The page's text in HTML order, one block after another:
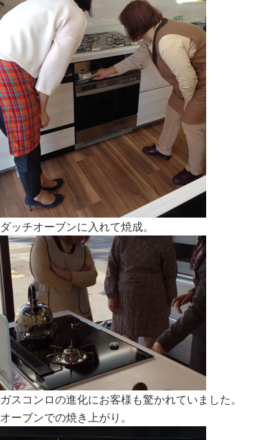
ダッチオーブンに入れて焼成。
ガスコンロの進化にお客様も驚かれていました。
オーブンでの焼き上がり。